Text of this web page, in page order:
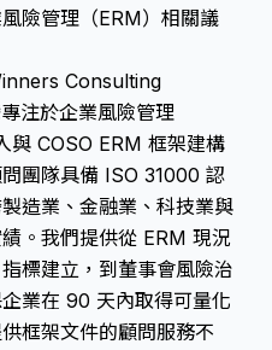
險管理（ERM）相關議
Consulting
注於企業風險管理
與 COSO ERM 框架建構
團隊具備 ISO 31000 認
造業、金融業、科技業與
。我們提供從 ERM 現況
標建立，到董事會風險治
業在 90 天內取得可量化
框架文件的顧問服務不